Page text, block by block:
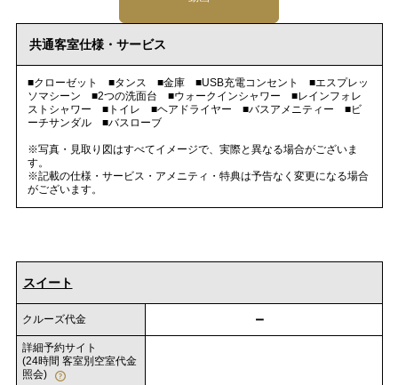
共通客室仕様・サービス
■クローゼット ■タンス ■金庫 ■USB充電コンセント ■エスプレッ
ソマシーン ■2つの洗面台 ■ウォークインシャワー ■レインフォレ
ストシャワー ■トイレ ■ヘアドライヤー ■バスアメニティー ■ビ
ーチサンダル ■バスローブ
※写真・見取り図はすべてイメージで、実際と異なる場合がございま
す。
※記載の仕様・サービス・アメニティ・特典は予告なく変更になる場合
がございます。
スイート
クルーズ代金 －
詳細予約サイト
(24時間 客室別空室代金
照会)